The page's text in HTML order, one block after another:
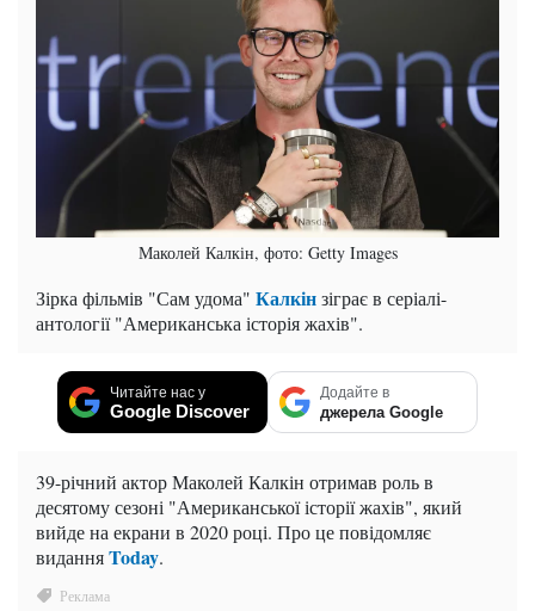
Маколей Калкін, фото: Getty Images
Зірка фільмів "Сам удома" Калкінзіграє в серіалі-
антології "Американська історія жахів".
Читайте нас у
Google Discover
Додайте в
джерела Google
39-річний актор Маколей Калкін отримав роль в
десятому сезоні "Американської історії жахів", який
вийде на екрани в 2020 році. Про це повідомляє
виданняToday.